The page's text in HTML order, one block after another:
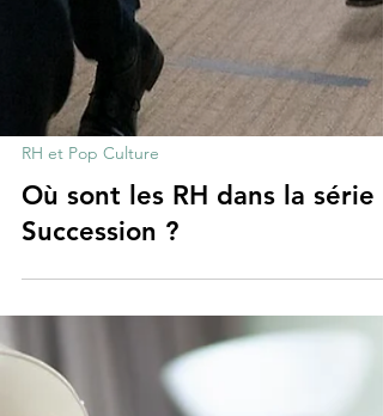
RH et Pop Culture
Où sont les RH dans la série
Succession ?